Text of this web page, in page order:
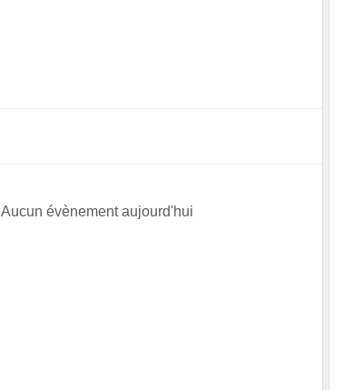
Aucun évènement aujourd'hui